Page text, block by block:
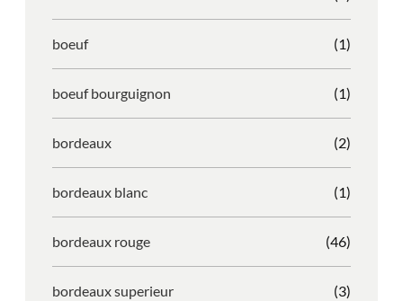
boeuf (1)
boeuf bourguignon (1)
bordeaux (2)
bordeaux blanc (1)
bordeaux rouge (46)
bordeaux superieur (3)